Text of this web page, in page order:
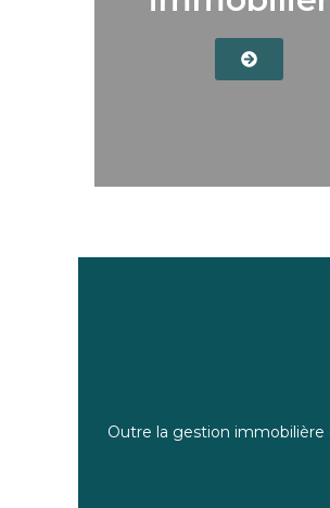
Outre la gestion